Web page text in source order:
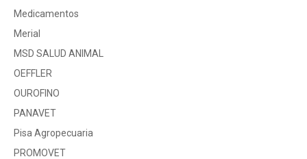
Medicamentos
Merial
MSD SALUD ANIMAL
OEFFLER
OUROFINO
PANAVET
Pisa Agropecuaria
PROMOVET